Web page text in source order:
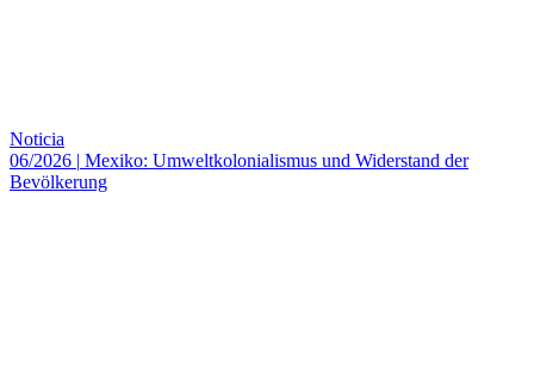
Noticia
06/2026 | Mexiko: Umweltkolonialismus und Widerstand der
Bevölkerung